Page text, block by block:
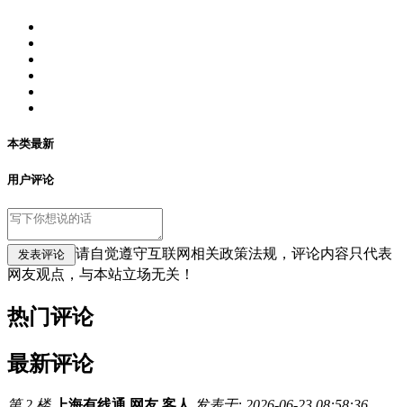
本类最新
用户评论
请自觉遵守互联网相关政策法规，评论内容只代表
网友观点，与本站立场无关！
热门评论
最新评论